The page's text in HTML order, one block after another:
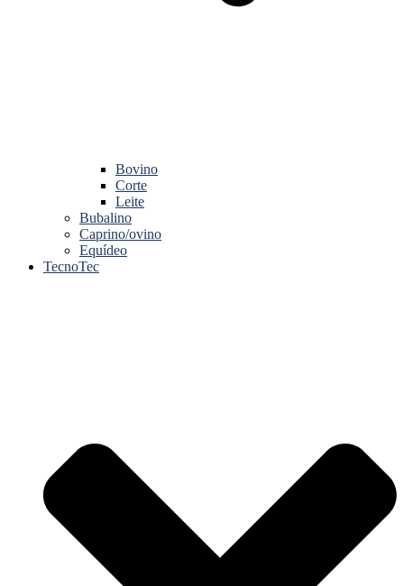
Bovino
Corte
Leite
Bubalino
Caprino/ovino
Equídeo
TecnoTec